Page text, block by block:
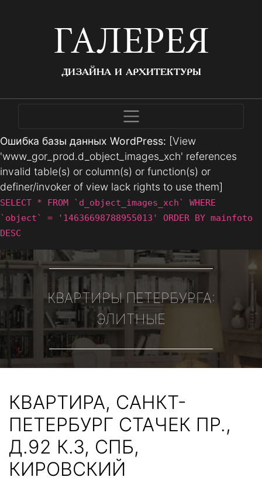
ГАЛЕРЕЯ
ДИЗАЙНА И АРХИТЕКТУРЫ
Ошибка базы данных WordPress: [View
'www_gor_prod.d_object_images_xch' references
invalid table(s) or column(s) or function(s) or
definer/invoker of view lack rights to use them]
SELECT * FROM `d_object_images_xch` WHERE
`object` = '14636698788955013' ORDER BY mainfoto
DESC
КВАРТИРЫ ПЕТЕРБУРГА:
ЭЛИТНЫЕ
КВАРТИРА, САНКТ-
ПЕТЕРБУРГ СТАЧЕК ПР.,
Д.92 К.3, СПБ,
КИРОВСКИЙ